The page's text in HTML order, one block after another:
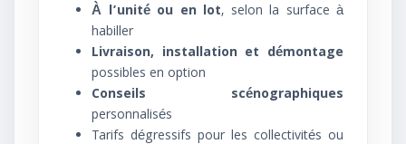
À l’unité ou en lot, selon la surface à
habiller
Livraison, installation et démontage
possibles en option
Conseils scénographiques
personnalisés
Tarifs dégressifs pour les collectivités ou